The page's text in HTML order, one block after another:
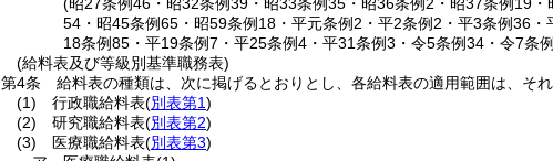
54・昭45条例65・昭59条例18・平元条例2・平2条例2・平3条例36
18条例85・平19条例7・平25条例4・平31条例3・令5条例34・令7条
(給料表及び等級別基準職務表)
第4条
給料表の種類は、次に掲げるとおりとし、各給料表の適用範囲は、そ
(1)
行政職給料表(別表第1)
(2)
研究職給料表(別表第2)
(3)
医療職給料表(別表第3)